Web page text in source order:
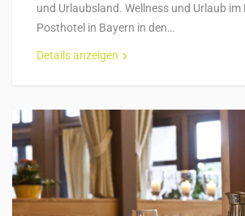
und Urlaubsland. Wellness und Urlaub
Posthotel in Bayern in den…
Details anzeigen